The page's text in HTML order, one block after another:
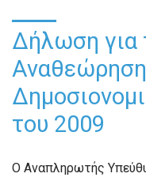
Δήλωση για
του 2009
Ο Αναπληρωτής